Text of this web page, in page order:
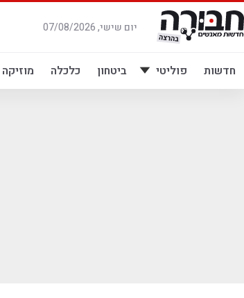
דלג
לתוכן
יום שישי, 07/08/2026
חדשות פוליטי ביטחון כלכלה מוזיקה